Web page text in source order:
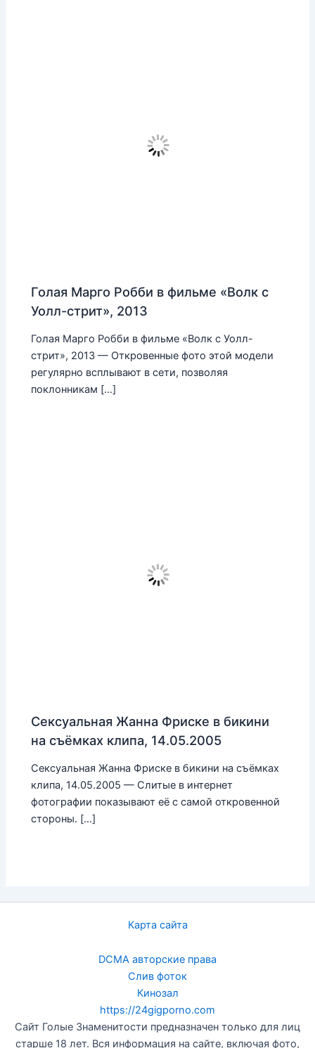
Голая Марго Робби в фильме «Волк с
Уолл-стрит», 2013
Голая Марго Робби в фильме «Волк с Уолл-
стрит», 2013 — Откровенные фото этой модели
регулярно всплывают в сети, позволяя
поклонникам […]
Сексуальная Жанна Фриске в бикини
на съёмках клипа, 14.05.2005
Сексуальная Жанна Фриске в бикини на съёмках
клипа, 14.05.2005 — Слитые в интернет
фотографии показывают её с самой откровенной
стороны. […]
Карта сайта
DCMA авторские права
Слив фоток
Кинозал
https://24gigporno.com
Сайт Голые Знаменитости предназначен только для лиц
старше 18 лет. Вся информация на сайте, включая фото,